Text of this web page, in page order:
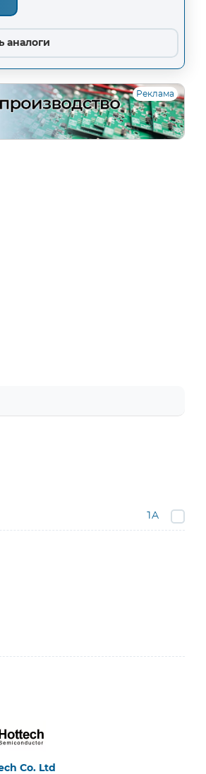
аналоги
Реклама
1A
Co. Ltd